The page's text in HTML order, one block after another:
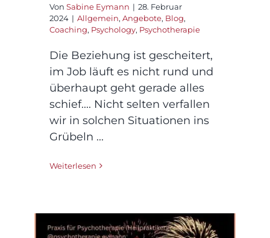
Von Sabine Eymann | 28. Februar
2024 | Allgemein, Angebote, Blog,
Coaching, Psychology, Psychotherapie
Die Beziehung ist gescheitert,
im Job läuft es nicht rund und
überhaupt geht gerade alles
schief.... Nicht selten verfallen
wir in solchen Situationen ins
Grübeln ...
Weiterlesen